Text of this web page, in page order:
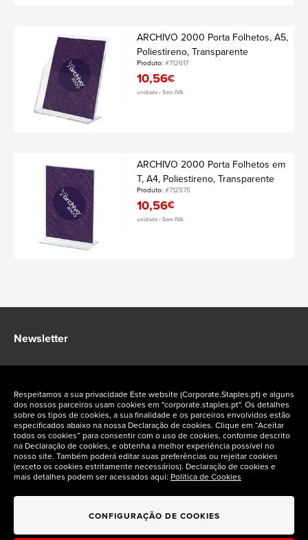
ARCHIVO 2000 Porta Folhetos, A5,
Poliestireno, Transparente
Produto:#712617
10,56€
unidade • Sem IVA
ARCHIVO 2000 Porta Folhetos em
T, A4, Poliestireno, Transparente
Produto:#712575
10,56€
unidade • Sem IVA
Newsletter
Fique a par das ofertas exclusivas Staples Corporate
Siga-nos nas redes sociais
Respeitamos a sua privacidade Este website (Corporate.Staples.pt) e alguns
dos nossos parceiros usam cookies em "corporate.staples.pt". Os detalhes
sobre os tipos de cookies, a sua finalidade e os parceiros envolvidos estão
especificados abaixo na nossa Declaração de cookies. Clique em “Aceitar
todos os cookies” para consentir com o uso de cookies, conforme descrito
na Declaração de cookies, e obtenha a melhor experiência possível no
nosso site. Também poderá editar suas preferências ou rejeitar cookies
(exceto os cookies estritamente necessários). Declaração de cookies e
mais detalhes podem ser acessados aqui: Politica de Cookies
CONFIGURAÇÃO DE COOKIES